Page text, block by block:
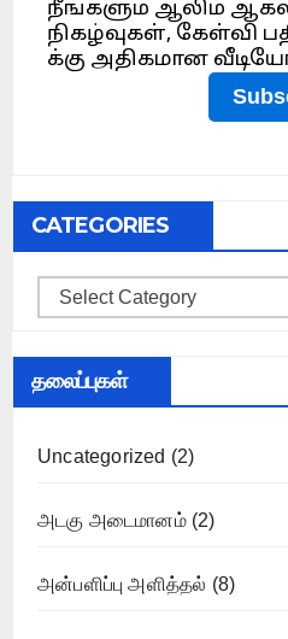
CATEGORIES
Categories
தலைப்புகள்
Uncategorized (2)
அடகு அடைமானம்(2)
அன்பளிப்பு அளித்தல் (8)